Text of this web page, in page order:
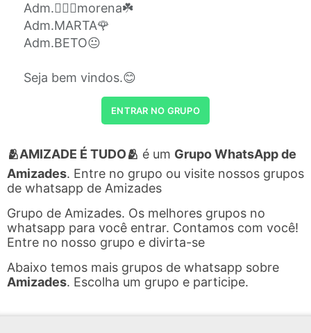
Adm.🕵🏻‍♀️morena☘️
Adm.MARTA🌹
Adm.BETO😐
Seja bem vindos.😊
ENTRAR NO GRUPO
🫂AMIZADE É TUDO🫂 é um Grupo WhatsApp de
Amizades. Entre no grupo ou visite nossos grupos
de whatsapp de Amizades
Grupo de Amizades. Os melhores grupos no
whatsapp para você entrar. Contamos com você!
Entre no nosso grupo e divirta-se
Abaixo temos mais grupos de whatsapp sobre
Amizades. Escolha um grupo e participe.